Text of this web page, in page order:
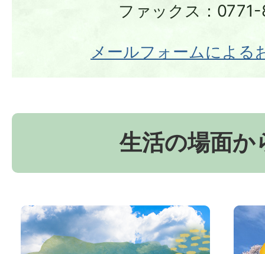
ファックス：
メールフォームによる
生活の場面か
お
か
京